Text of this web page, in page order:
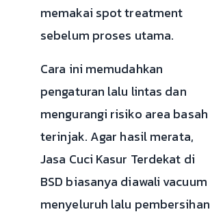
memakai spot treatment
sebelum proses utama.
Cara ini memudahkan
pengaturan lalu lintas dan
mengurangi risiko area basah
terinjak. Agar hasil merata,
Jasa Cuci Kasur Terdekat di
BSD biasanya diawali vacuum
menyeluruh lalu pembersihan